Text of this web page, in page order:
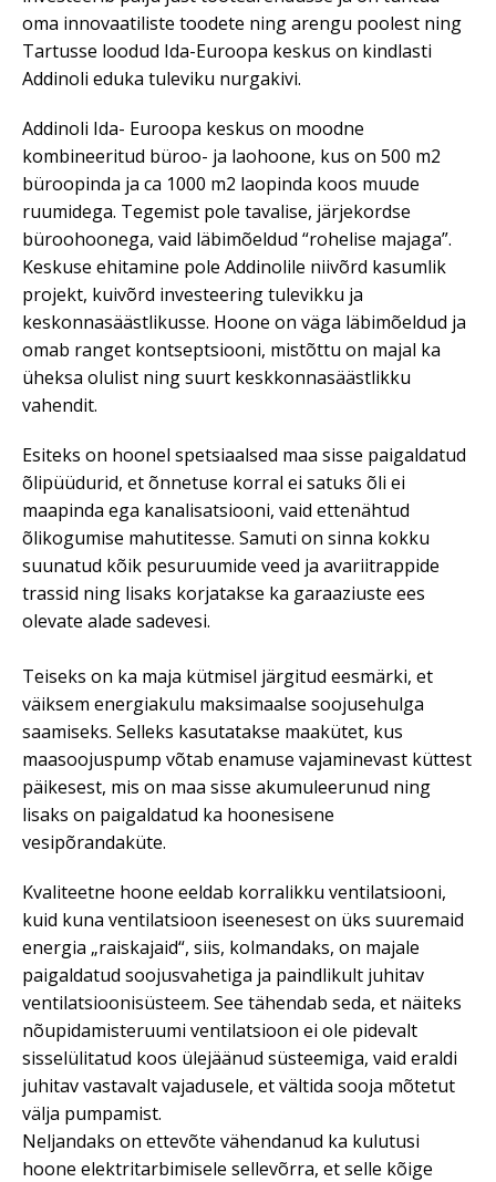
oma innovaatiliste toodete ning arengu poolest ning
Tartusse loodud Ida-Euroopa keskus on kindlasti
Addinoli eduka tuleviku nurgakivi.
Addinoli Ida- Euroopa keskus on moodne
kombineeritud büroo- ja laohoone, kus on 500 m2
büroopinda ja ca 1000 m2 laopinda koos muude
ruumidega. Tegemist pole tavalise, järjekordse
büroohoonega, vaid läbimõeldud “rohelise majaga”.
Keskuse ehitamine pole Addinolile niivõrd kasumlik
projekt, kuivõrd investeering tulevikku ja
keskonnasäästlikusse. Hoone on väga läbimõeldud ja
omab ranget kontseptsiooni, mistõttu on majal ka
üheksa olulist ning suurt keskkonnasäästlikku
vahendit.
Esiteks on hoonel spetsiaalsed maa sisse paigaldatud
õlipüüdurid, et õnnetuse korral ei satuks õli ei
maapinda ega kanalisatsiooni, vaid ettenähtud
õlikogumise mahutitesse. Samuti on sinna kokku
suunatud kõik pesuruumide veed ja avariitrappide
trassid ning lisaks korjatakse ka garaaziuste ees
olevate alade sadevesi.
Teiseks on ka maja kütmisel järgitud eesmärki, et
väiksem energiakulu maksimaalse soojusehulga
saamiseks. Selleks kasutatakse maakütet, kus
maasoojuspump võtab enamuse vajaminevast küttest
päikesest, mis on maa sisse akumuleerunud ning
lisaks on paigaldatud ka hoonesisene
vesipõrandaküte.
Kvaliteetne hoone eeldab korralikku ventilatsiooni,
kuid kuna ventilatsioon iseenesest on üks suuremaid
energia „raiskajaid“, siis, kolmandaks, on majale
paigaldatud soojusvahetiga ja paindlikult juhitav
ventilatsioonisüsteem. See tähendab seda, et näiteks
nõupidamisteruumi ventilatsioon ei ole pidevalt
sisselülitatud koos ülejäänud süsteemiga, vaid eraldi
juhitav vastavalt vajadusele, et vältida sooja mõtetut
välja pumpamist.
Neljandaks on ettevõte vähendanud ka kulutusi
hoone elektritarbimisele sellevõrra, et selle kõige